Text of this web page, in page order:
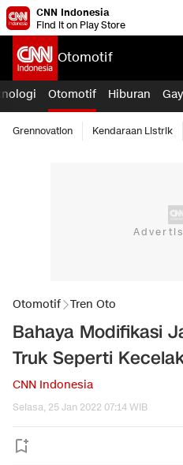
CNN Indonesia
Find it on Play Store
Otomotif
Otomotif Hiburan
Grennovation Kendaraan Listrik
Otomotif Tren Oto
Bahaya Modifikasi
Truk Seperti
CNN Indonesia
Selasa, 25 Jan 2022 07:14 WIB